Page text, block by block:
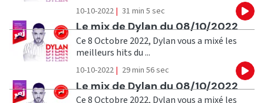
10-10-2022 | 31 min 5 sec
Ecouter
Le mix de Dylan du 08/10/2022
Ce 8 Octobre 2022, Dylan vous a mixé les
meilleurs hits du ...
10-10-2022 | 29 min 56 sec
Ecouter
Le mix de Dylan du 08/10/2022
Ce 8 Octobre 2022, Dylan vous a mixé les